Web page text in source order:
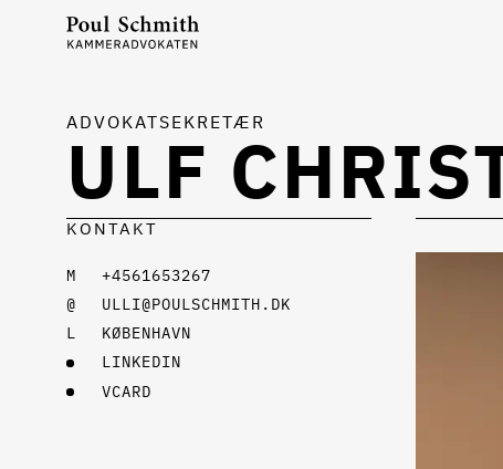
ULF
ADVOKATSEKRETÆR
KONTAKT
+4561653267
ULLI@POULSCHMITH.DK
KØBENHAVN
LINKEDIN
VCARD